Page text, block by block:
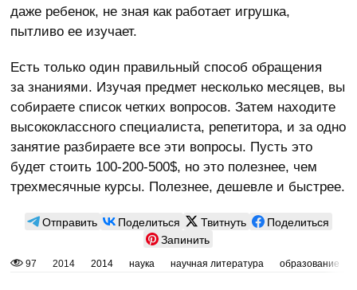
даже ребенок, не зная как работает игрушка,
пытливо ее изучает.
Есть только один правильный способ обращения
за знаниями. Изучая предмет несколько месяцев, вы
собираете список четких вопросов. Затем находите
высококлассного специалиста, репетитора, и за одно
занятие разбираете все эти вопросы. Пусть это
будет стоить 100-200-500$, но это полезнее, чем
трехмесячные курсы. Полезнее, дешевле и быстрее.
Отправить Поделиться Твитнуть
Поделиться
Запинить
97 2014 2014 наука научная литература образование